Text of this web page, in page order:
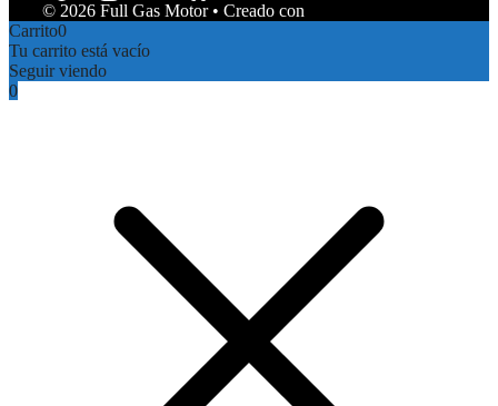
© 2026 Full Gas Motor• Creado con
Carrito0
Tu carrito está vacío
Seguir viendo
0